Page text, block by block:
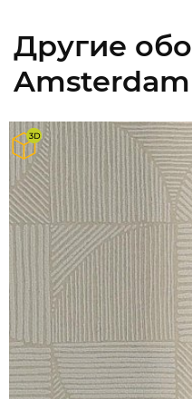
Другие
Amsterdam